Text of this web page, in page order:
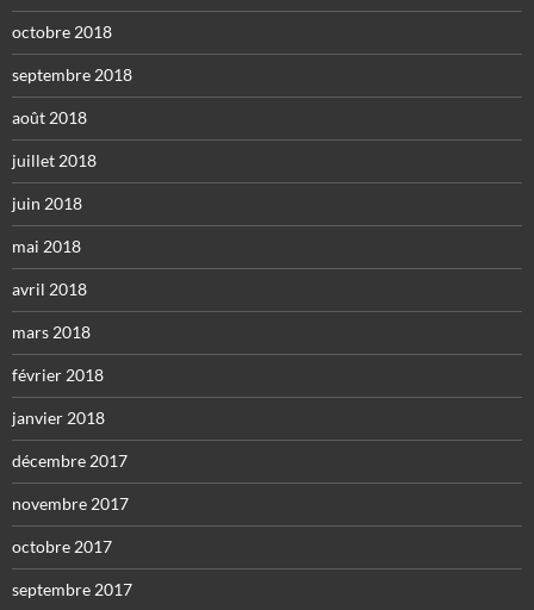
octobre 2018
septembre 2018
août 2018
juillet 2018
juin 2018
mai 2018
avril 2018
mars 2018
février 2018
janvier 2018
décembre 2017
novembre 2017
octobre 2017
septembre 2017